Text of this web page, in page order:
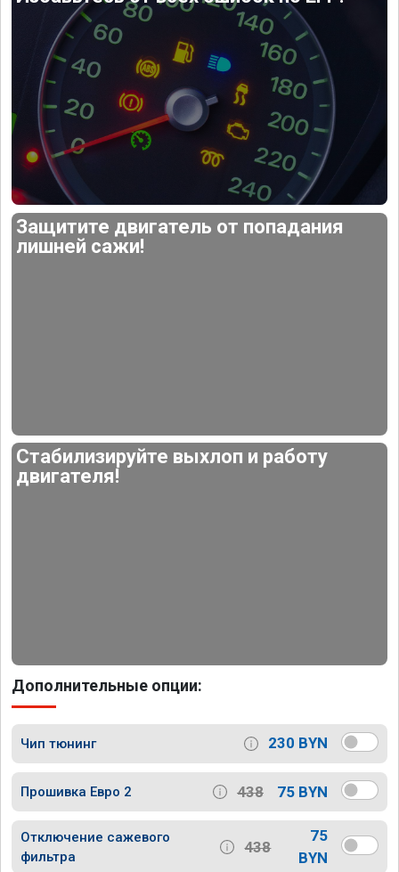
Защитите двигатель от попадания
лишней сажи!
Стабилизируйте выхлоп и работу
двигателя!
Дополнительные опции:
Чип тюнинг 230 BYN
Прошивка Евро 2 438 75 BYN
Отключение сажевого
фильтра
438
75
BYN